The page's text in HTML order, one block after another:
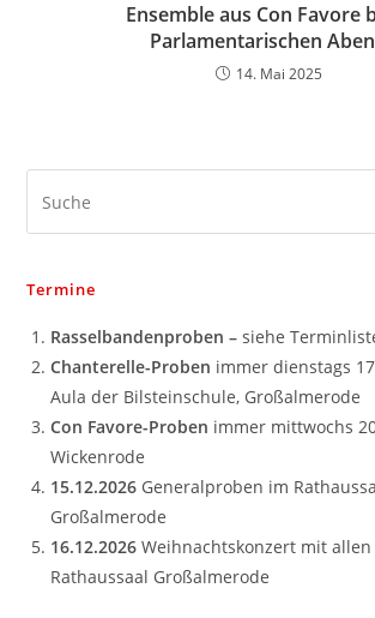
Ensemble aus Con Favore
Parlamentarischen
14. Mai 2025
Termine
Rasselbandenproben –siehe
Chanterelle-Proben immer dienstags
Aula der Bilsteinschule, Großalmerode
Con Favore-Proben immer mittwochs
Wickenrode
15.12.2026 Generalproben im
Großalmerode
16.12.2026 Weihnachtskonzert mit
Rathaussaal Großalmerode